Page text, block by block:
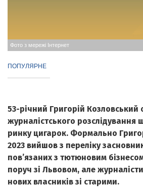
Фото з мережі Інтернет
ПОПУЛЯРНЕ
53-річний Григорій Козловський
журналістського розслідування
ринку цигарок. Формально
2023 вийшов з переліку
пов’язаних з тютюновим
поруч зі Львовом, але
нових власників зі старими.